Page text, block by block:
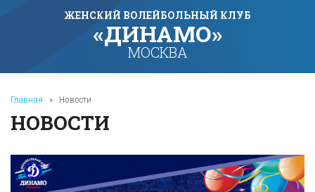
ЖЕНСКИЙ ВОЛЕЙБОЛЬНЫЙ КЛУБ
«ДИНАМО»
МОСКВА
Главная » Новости
НОВОСТИ